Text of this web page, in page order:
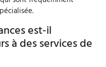
est-il
à des services de